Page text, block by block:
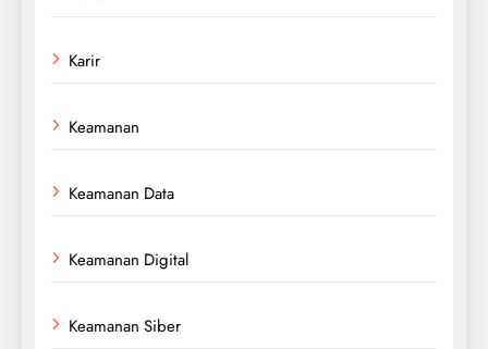
Karir
Keamanan
Keamanan Data
Keamanan Digital
Keamanan Siber